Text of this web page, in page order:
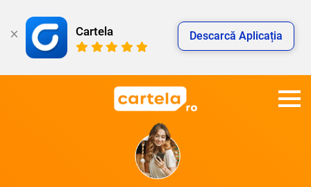
Cartela Descarcă Aplicația